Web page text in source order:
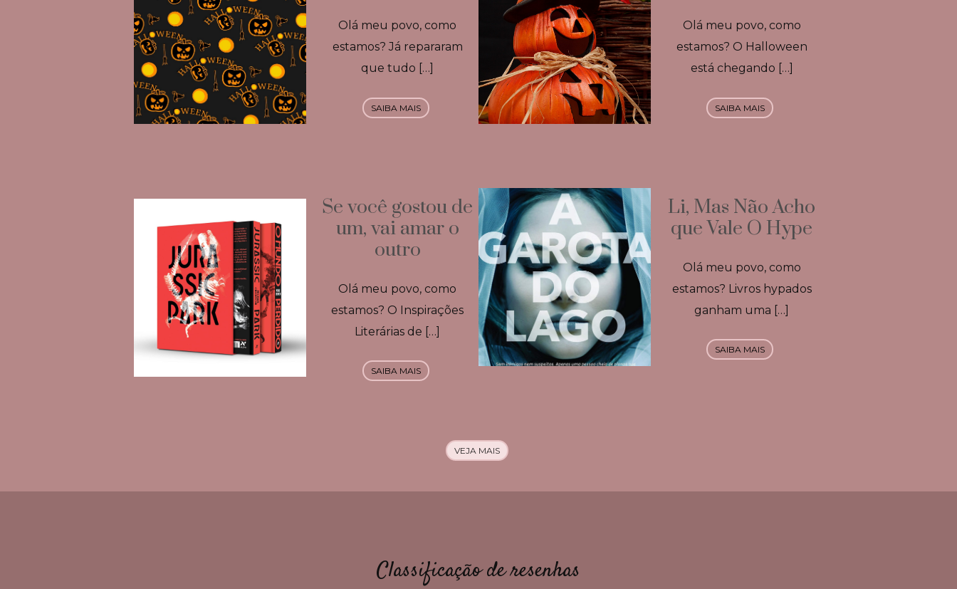
Olá meu povo, como
estamos? Já repararam
que tudo […]
SAIBA MAIS
Olá meu povo, como
estamos? O Halloween
está chegando […]
SAIBA MAIS
Se você gostou de
um, vai amar o
outro
Olá meu povo, como
estamos? O Inspirações
Literárias de […]
SAIBA MAIS
Li, Mas Não Acho
que Vale O Hype
Olá meu povo, como
estamos? Livros hypados
ganham uma […]
SAIBA MAIS
VEJA MAIS
Classificação de resenhas